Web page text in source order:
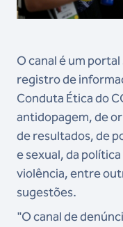
O canal é um
registro de
Conduta Ética do
antidopagem, de
de resultados, de
e sexual, da
violência, entre
sugestões.
"O canal de